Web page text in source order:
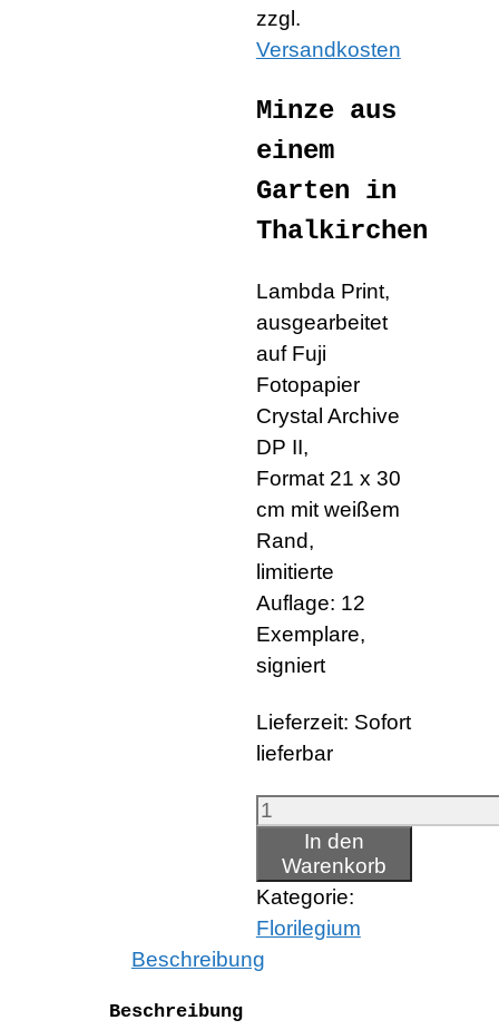
zzgl.
Versandkosten
Minze aus
einem
Garten in
Thalkirchen
Lambda Print,
ausgearbeitet
auf Fuji
Fotopapier
Crystal Archive
DP II,
Format 21 x 30
cm mit weißem
Rand,
limitierte
Auflage: 12
Exemplare,
signiert
Lieferzeit: Sofort
lieferbar
Minze
einem
Garten
in
Thalkirchen
In den
Warenkorb
Kategorie:
Florilegium
Beschreibung
Beschreibung